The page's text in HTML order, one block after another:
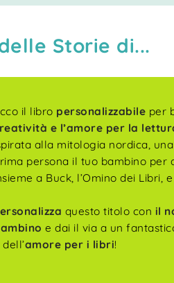
Storie di...
il libro personalizzabile per
e l’amore per la
alla mitologia nordica,
persona il tuo bambino per
a Buck, l’Omino dei Libri,
questo titolo con il
e dai il via a un
amore per i libri!